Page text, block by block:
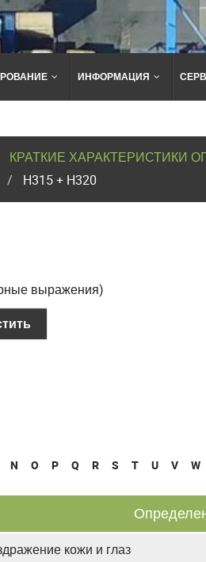
ИНФОРМАЦИЯ
КРАТКИЕ ХАРАКТЕРИСТИКИ
H315 + H320
выражения)
N O P Q R S T U V W
кожи и глаз